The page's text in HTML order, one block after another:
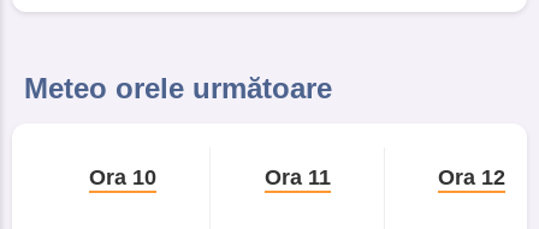
Meteo orele următoare
Ora 10 Ora 11 Ora 12